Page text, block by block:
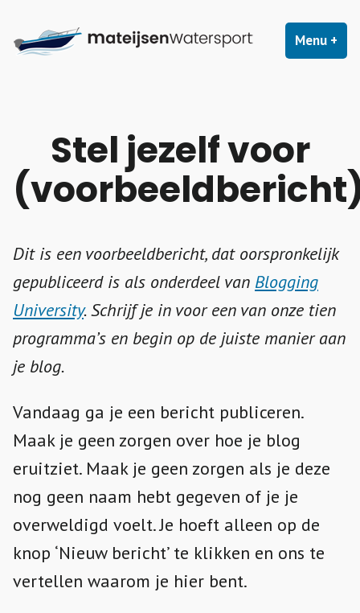
deMateijsenwatersport
Mateijsen Watersport voor buitenboordmotoren, boten,
trailers, accessoires, service en onderhoud.
Menu +
Stel jezelf voor
Dit is een voorbeeldbericht, dat oorspronkelijk
gepubliceerd is als onderdeel van Blogging
University. Schrijf je in voor een van onze tien
programma’s en begin op de juiste manier aan
je blog.
Vandaag ga je een bericht publiceren.
Maak je geen zorgen over hoe je blog
eruitziet. Maak je geen zorgen als je deze
nog geen naam hebt gegeven of je je
overweldigd voelt. Je hoeft alleen op de
knop ‘Nieuw bericht’ te klikken en ons te
vertellen waarom je hier bent.